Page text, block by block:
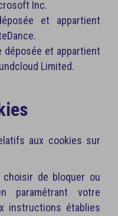
Inc.
et appartient
et appartient
Limited.
aux cookies sur
de bloquer ou
paramétrant votre
instructions établies